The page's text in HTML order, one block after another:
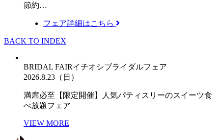
節約…
フェア詳細はこちら
BACK TO INDEX
BRIDAL FAIRイチオシブライダルフェア
2026.8.23（日）
満席必至【限定開催】人気パティスリーのスイーツ食
べ放題フェア
VIEW MORE